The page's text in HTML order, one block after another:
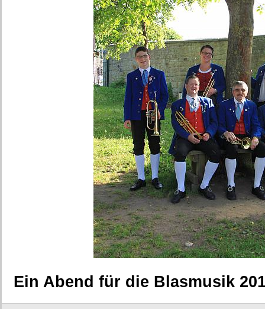
Ein Abend für die Blasmusik